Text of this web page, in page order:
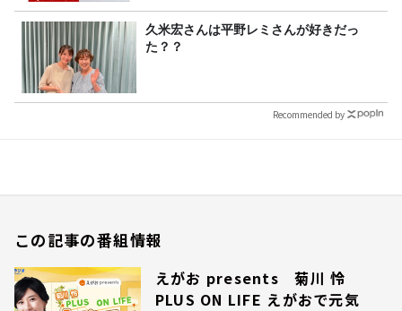
久米宏さんは平野レミさんが好きだっ
た？？
Recommended by
この記事の番組情報
えがお presents 菊川 怜
PLUS ON LIFE えがおで元気